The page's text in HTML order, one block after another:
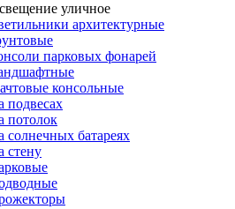
уличное
архитектурные
парковых фонарей
консольные
подвесах
потолок
солнечных батареях
стену